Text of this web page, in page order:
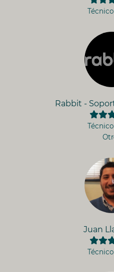
Rabbit -
Juan